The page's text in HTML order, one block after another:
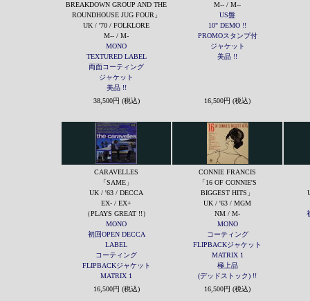
BREAKDOWN GROUP AND THE
ROUNDHOUSE JUG FOUR」
UK / '70 / FOLKLORE
M-- / M-
MONO
TEXTURED LABEL
両面コーティング
ジャケット
美品 !!
M-- / M--
US盤
10" DEMO !!
PROMOスタンプ付
ジャケット
美品 !!
38,500円 (税込) 16,500円 (税込)
CARAVELLES
「SAME」
UK / '63 / DECCA
EX- / EX+
（PLAYS GREAT !!）
MONO
初回OPEN DECCA
LABEL
コーティング
FLIPBACKジャケット
MATRIX 1
CONNIE FRANCIS
「16 OF CONNIE'S
BIGGEST HITS」
UK / '63 / MGM
NM / M-
MONO
コーティング
FLIPBACKジャケット
MATRIX 1
極上品
(デッドストック) !!
16,500円 (税込) 16,500円 (税込)